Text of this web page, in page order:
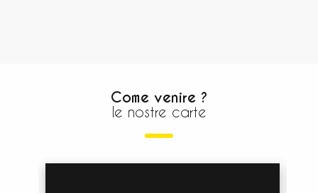
Come venire ?
le nostre carte